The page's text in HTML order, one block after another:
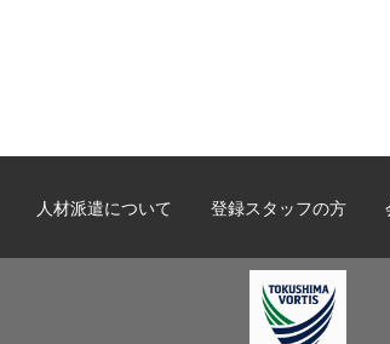
人材派遣について 登録スタッフの方